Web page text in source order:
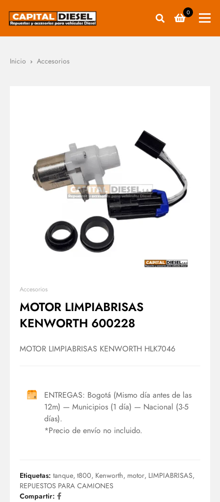
0
Inicio Accesorios
Accesorios
MOTOR LIMPIABRISAS
KENWORTH 600228
MOTOR LIMPIABRISAS KENWORTH HLK7046
ENTREGAS: Bogotá (Mismo día antes de las
12m) — Municipios (1 día) — Nacional (3-5
días).
*Precio de envío no incluido.
Etiquetas: tanque, t800, Kenworth, motor, LIMPIABRISAS,
REPUESTOS PARA CAMIONES
Compartir: